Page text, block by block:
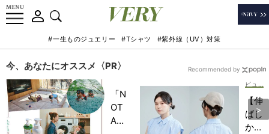
#一生ものジュエリー #Tシャツ #紫外線（UV）対策
今、あなたにオススメ〈PR〉
「N
OT
A
【伸
ばし
かけ
Recommended by